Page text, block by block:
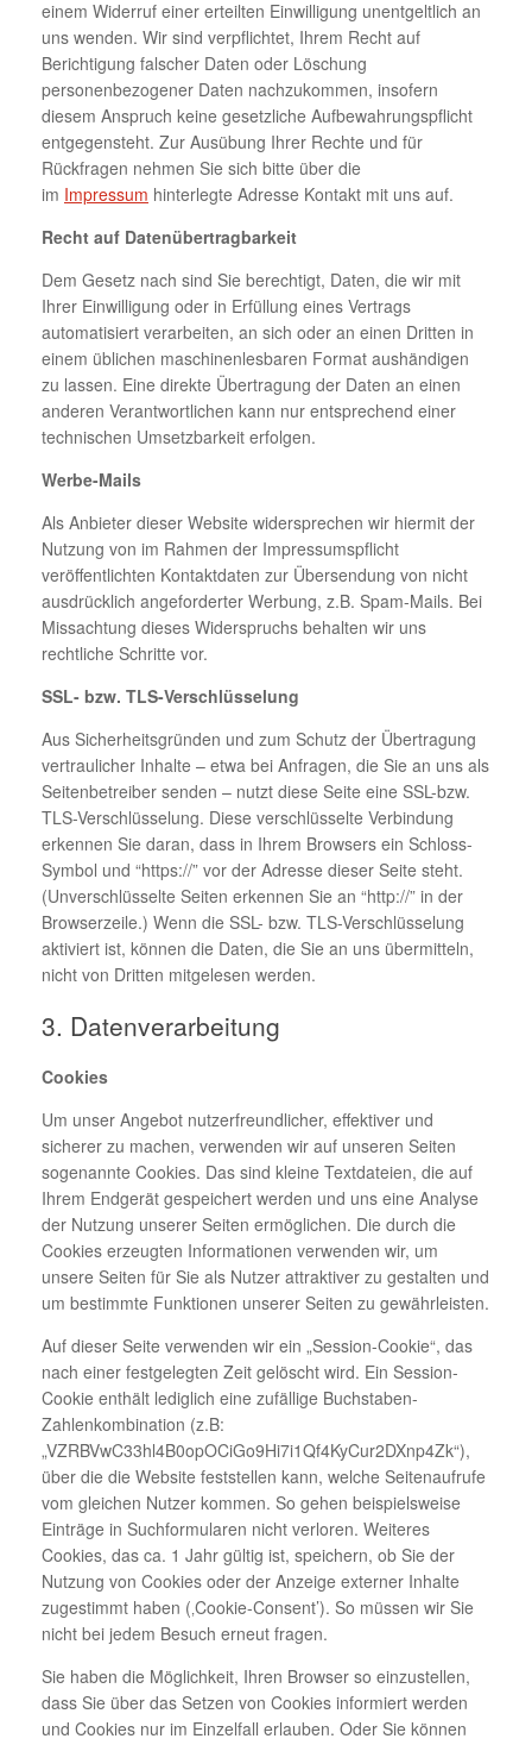
einem Widerruf einer erteilten Einwilligung unentgeltlich an
uns wenden. Wir sind verpflichtet, Ihrem Recht auf
Berichtigung falscher Daten oder Löschung
personenbezogener Daten nachzukommen, insofern
diesem Anspruch keine gesetzliche Aufbewahrungspflicht
entgegensteht. Zur Ausübung Ihrer Rechte und für
Rückfragen nehmen Sie sich bitte über die
im Impressum hinterlegte Adresse Kontakt mit uns auf.
Recht auf Datenübertragbarkeit
Dem Gesetz nach sind Sie berechtigt, Daten, die wir mit
Ihrer Einwilligung oder in Erfüllung eines Vertrags
automatisiert verarbeiten, an sich oder an einen Dritten in
einem üblichen maschinenlesbaren Format aushändigen
zu lassen. Eine direkte Übertragung der Daten an einen
anderen Verantwortlichen kann nur entsprechend einer
technischen Umsetzbarkeit erfolgen.
Werbe-Mails
Als Anbieter dieser Website widersprechen wir hiermit der
Nutzung von im Rahmen der Impressumspflicht
veröffentlichten Kontaktdaten zur Übersendung von nicht
ausdrücklich angeforderter Werbung, z.B. Spam-Mails. Bei
Missachtung dieses Widerspruchs behalten wir uns
rechtliche Schritte vor.
SSL- bzw. TLS-Verschlüsselung
Aus Sicherheitsgründen und zum Schutz der Übertragung
vertraulicher Inhalte – etwa bei Anfragen, die Sie an uns als
Seitenbetreiber senden – nutzt diese Seite eine SSL-bzw.
TLS-Verschlüsselung. Diese verschlüsselte Verbindung
erkennen Sie daran, dass in Ihrem Browsers ein Schloss-
Symbol und “https://” vor der Adresse dieser Seite steht.
(Unverschlüsselte Seiten erkennen Sie an “http://” in der
Browserzeile.) Wenn die SSL- bzw. TLS-Verschlüsselung
aktiviert ist, können die Daten, die Sie an uns übermitteln,
nicht von Dritten mitgelesen werden.
3. Datenverarbeitung
Cookies
Um unser Angebot nutzerfreundlicher, effektiver und
sicherer zu machen, verwenden wir auf unseren Seiten
sogenannte Cookies. Das sind kleine Textdateien, die auf
Ihrem Endgerät gespeichert werden und uns eine Analyse
der Nutzung unserer Seiten ermöglichen. Die durch die
Cookies erzeugten Informationen verwenden wir, um
unsere Seiten für Sie als Nutzer attraktiver zu gestalten und
um bestimmte Funktionen unserer Seiten zu gewährleisten.
Auf dieser Seite verwenden wir ein „Session-Cookie“, das
nach einer festgelegten Zeit gelöscht wird. Ein Session-
Cookie enthält lediglich eine zufällige Buchstaben-
Zahlenkombination (z.B:
„VZRBVwC33hl4B0opOCiGo9Hi7i1Qf4KyCur2DXnp4Zk“),
über die die Website feststellen kann, welche Seitenaufrufe
vom gleichen Nutzer kommen. So gehen beispielsweise
Einträge in Suchformularen nicht verloren. Weiteres
Cookies, das ca. 1 Jahr gültig ist, speichern, ob Sie der
Nutzung von Cookies oder der Anzeige externer Inhalte
zugestimmt haben (‚Cookie-Consent’). So müssen wir Sie
nicht bei jedem Besuch erneut fragen.
Sie haben die Möglichkeit, Ihren Browser so einzustellen,
dass Sie über das Setzen von Cookies informiert werden
und Cookies nur im Einzelfall erlauben. Oder Sie können